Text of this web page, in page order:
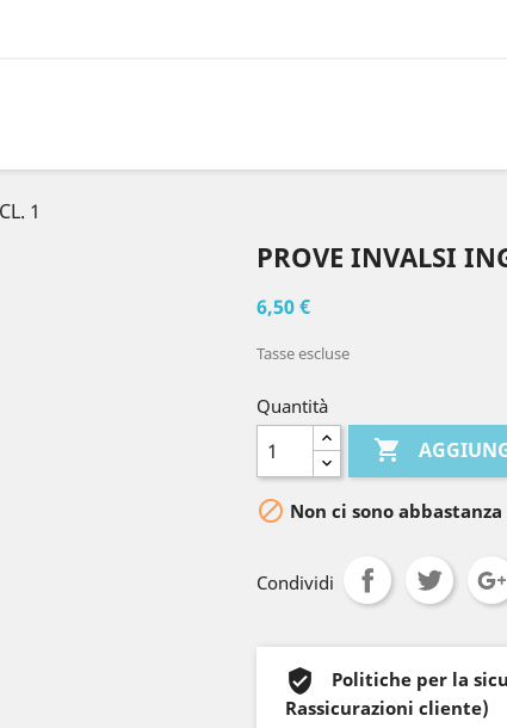
1
PROVE INVALSI
6,50 €
Tasse escluse
Quantità

 Non ci sono
Condividi
Politiche per la
Rassicurazioni cliente)